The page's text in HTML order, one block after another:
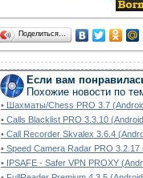
Поделиться…
Если вам
Похожие новости по
• Шахматы/Chess PRO 3.7
• Calls Blacklist PRO 3.3.10
• Call Recorder Skvalex 3.6.4
• Speed Camera Radar PRO 3.2.17
• IPSAFE - Safer VPN PROXY